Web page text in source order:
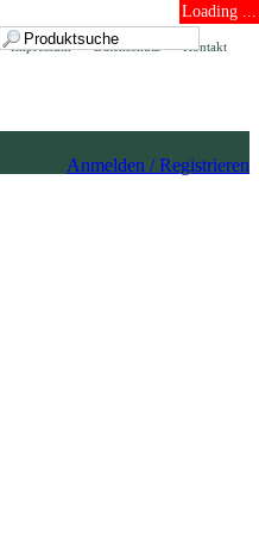
Loading ...
Kontakt
Datenschutz
Impressum
Anmelden / Registrieren